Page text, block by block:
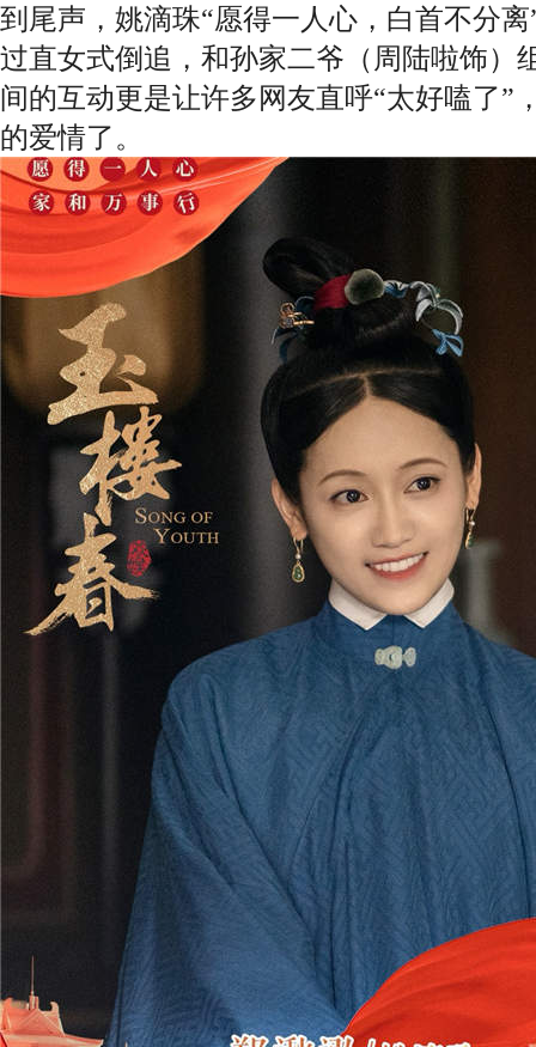
到尾声，姚滴珠“愿得一人心，白首不分
过直女式倒追，和孙家二爷（周陆啦饰）
间的互动更是让许多网友直呼“太好嗑了”
的爱情了。